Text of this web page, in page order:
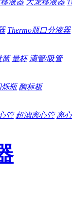
液器 大龙移液器
Thermo瓶口分液器
筒 量杯 滴管/吸管
烁瓶 酶标板
管 超滤离心管 离